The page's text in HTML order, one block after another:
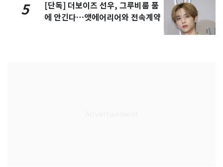
5
[단독] 더보이즈 선우, 그루비룸 품
에 안긴다…앳에어리어와 전속계약